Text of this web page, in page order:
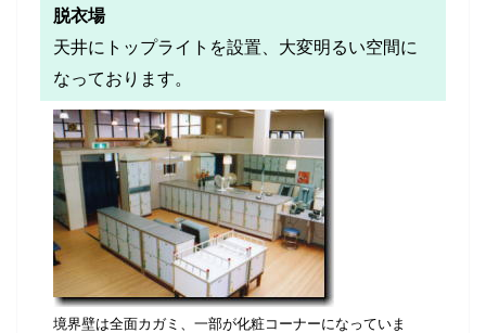
脱衣場
天井にトップライトを設置、大変明るい空間に
なっております。
境界壁は全面カガミ、一部が化粧コーナーになっていま